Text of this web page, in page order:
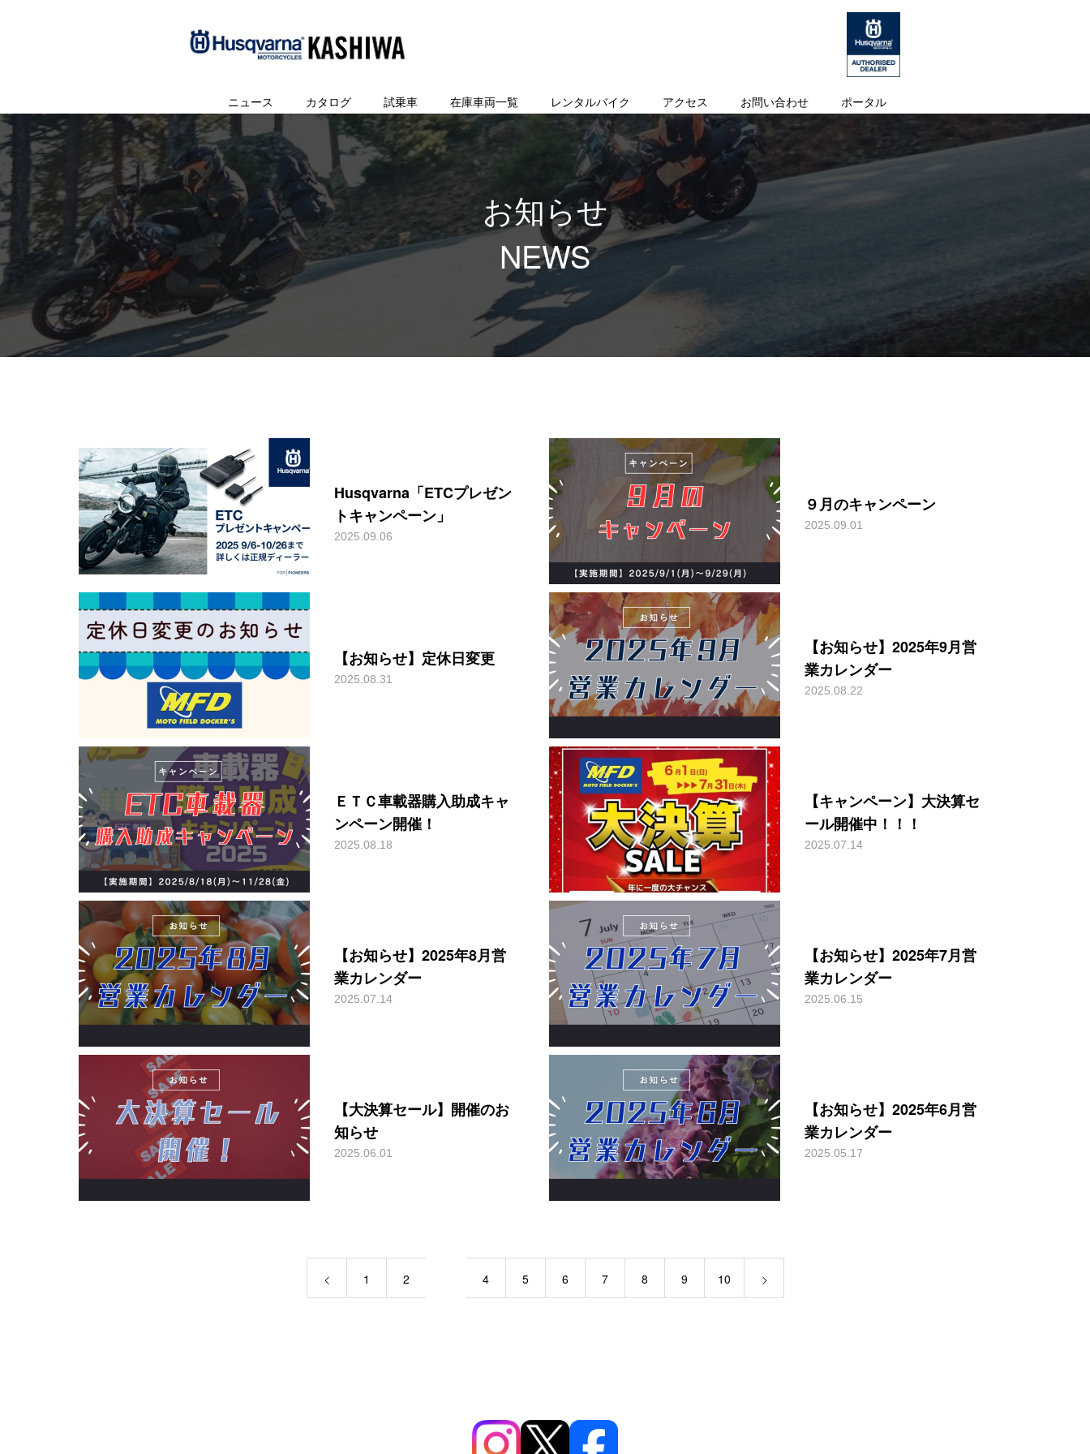
ニュース カタログ 試乗車 在庫車両一覧 レンタルバイク アクセス お問い合わせ ポータル
お知らせ
NEWS
Husqvarna「ETCプレゼン
トキャンペーン」
2025.09.06
９月のキャンペーン
2025.09.01
【お知らせ】定休日変更
2025.08.31
【お知らせ】2025年9月営
業カレンダー
2025.08.22
ＥＴＣ車載器購入助成キャ
ンペーン開催！
2025.08.18
【キャンペーン】大決算セ
ール開催中！！！
2025.07.14
【お知らせ】2025年8月営
業カレンダー
2025.07.14
【お知らせ】2025年7月営
業カレンダー
2025.06.15
【大決算セール】開催のお
知らせ
2025.06.01
【お知らせ】2025年6月営
業カレンダー
2025.05.17
1 2 4 5 6 7 8 9 10